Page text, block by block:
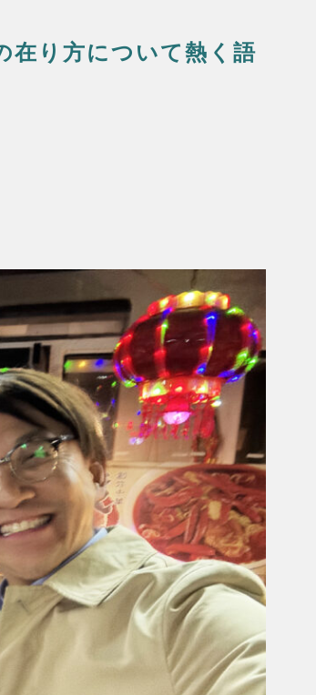
在り方について熱く語